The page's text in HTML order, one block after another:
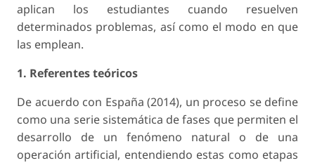
aplican los estudiantes cuando resuelven
determinados problemas, así como el modo en que
las emplean.
1. Referentes teóricos
De acuerdo con España (2014), un proceso se define
como una serie sistemática de fases que permiten el
desarrollo de un fenómeno natural o de una
operación artificial, entendiendo estas como etapas